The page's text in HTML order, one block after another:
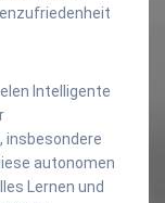
Intelligente
insbesondere
autonomen
Lernen und